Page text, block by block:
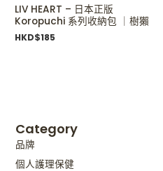
LIV HEART – 日本正版
Koropuchi 系列收納包 ｜樹獺
HKD$185
Category
品牌
個人護理保健